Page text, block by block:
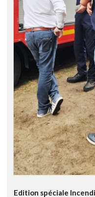
Edition spéciale